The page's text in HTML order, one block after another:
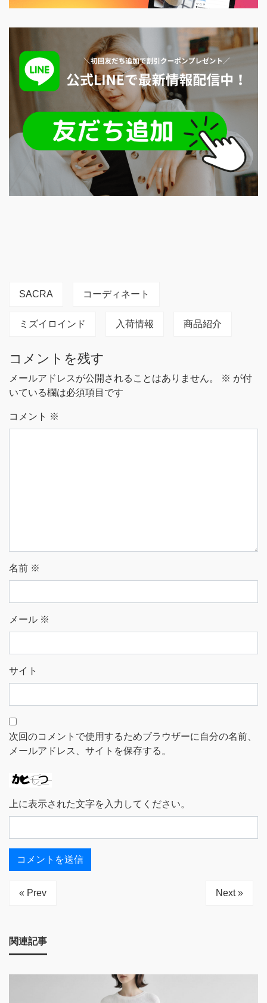
SACRA コーディネート
ミズイロインド 入荷情報 商品紹介
コメントを残す
メールアドレスが公開されることはありません。 ※ が付
いている欄は必須項目です
コメント ※
名前 ※
メール ※
サイト
次回のコメントで使用するためブラウザーに自分の名前、
メールアドレス、サイトを保存する。
上に表示された文字を入力してください。
« Prev Next »
関連記事